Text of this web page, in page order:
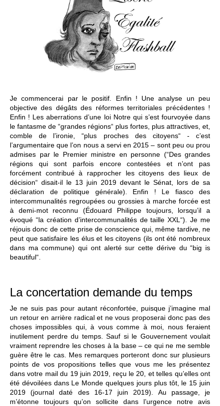
Je commencerai par le positif. Enfin ! Une analyse un peu
objective des dégâts des réformes territoriales précédentes !
Enfin ! Les aberrations d’une loi Notre qui s’est fourvoyée dans
le fantasme de “grandes régions“ plus fortes, plus attractives, et,
comble de l’ironie, “plus proches des citoyens“ - c’est
l’argumentaire que l’on nous a servi en 2015 – sont peu ou prou
admises par le Premier ministre en personne (“Des grandes
régions qui sont parfois encore contestées et n’ont pas
forcément contribué à rapprocher les citoyens des lieux de
décision“ disait-il le 13 juin 2019 devant le Sénat, lors de sa
déclaration de politique générale). Enfin ! Le fiasco des
intercommunalités regroupées ou grossies à marche forcée est
à demi-mot reconnu (Édouard Philippe toujours, lorsqu’il a
évoqué “la création d’intercommunalités de taille XXL“). Je me
réjouis donc de cette prise de conscience qui, même tardive, ne
peut que satisfaire les élus et les citoyens (ils ont été nombreux
dans ma commune) qui ont alerté sur cette dérive du “big is
beautiful“.
La concertation demande du temps
Je ne suis pas pour autant réconfortée, puisque j’imagine mal
un retour en arrière radical et ne vous proposerai donc pas des
choses impossibles qui, à vous comme à moi, nous feraient
inutilement perdre du temps. Sauf si le Gouvernement voulait
vraiment reprendre les choses à la base – ce qui ne me semble
guère être le cas. Mes remarques porteront donc sur plusieurs
points de vos propositions telles que vous me les présentez
dans votre mail du 19 juin 2019, reçu le 20, et telles qu’elles ont
été dévoilées dans Le Monde quelques jours plus tôt, le 15 juin
2019 (journal daté des 16-17 juin 2019). Au passage, je
m’étonne toujours qu’on sollicite dans l’urgence notre avis